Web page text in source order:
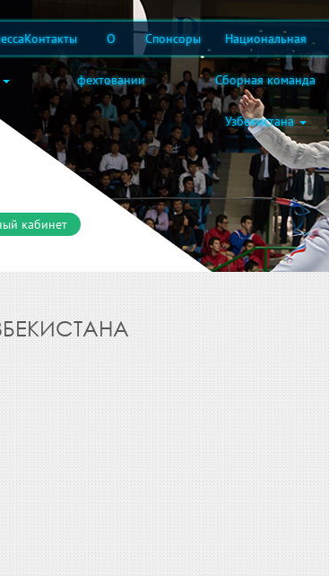
Контакты О
фехтовании
Спонсоры Национальная
Сборная команда
Узбекистана
кабинет